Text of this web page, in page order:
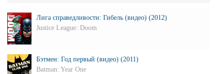
Лига справедливости: Гибель (видео) (2012)
Justice League: Doom
Бэтмен: Год первый (видео) (2011)
Batman: Year One